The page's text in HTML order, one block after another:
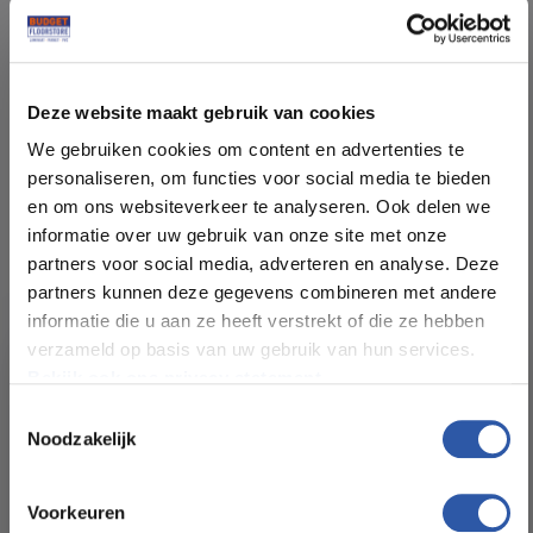
Deze website maakt gebruik van cookies
We gebruiken cookies om content en advertenties te
personaliseren, om functies voor social media te bieden
en om ons websiteverkeer te analyseren. Ook delen we
informatie over uw gebruik van onze site met onze
partners voor social media, adverteren en analyse. Deze
partners kunnen deze gegevens combineren met andere
informatie die u aan ze heeft verstrekt of die ze hebben
verzameld op basis van uw gebruik van hun services.
Noodzakelijk
Voorkeuren
Specificaties Beschrijving
Samenstelling: Houtvezels
Geluidsreductie: 19 dB ( delta Lw)
Warmte weerstand
(m² K/W):
0,100 m² k/W
≥ 90 kPa